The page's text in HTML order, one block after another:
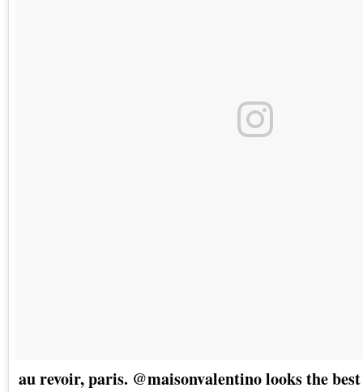
au revoir, paris. @maisonvalentino looks the